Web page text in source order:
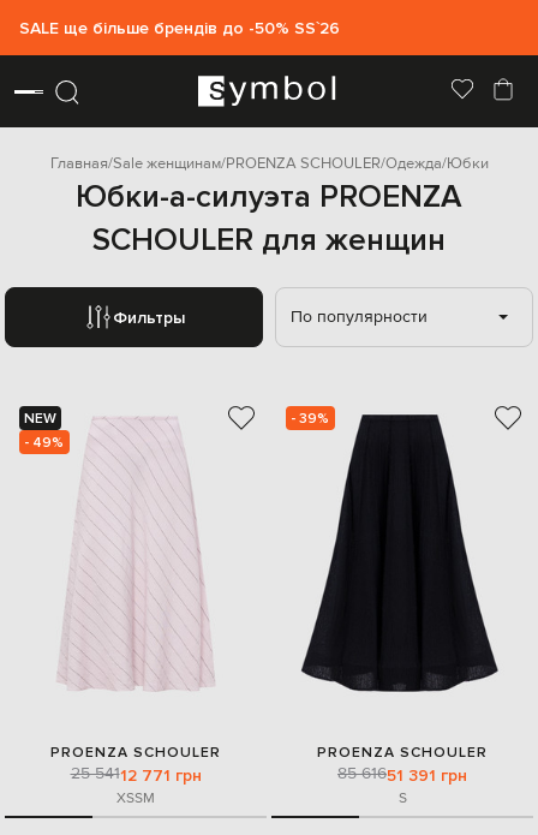
SALE ще більше брендів до -50% SS`26
Главная Sale женщинам PROENZA SCHOULER Одежда Юбки
Юбки-а-силуэта PROENZA
SCHOULER для женщин
Фильтры По популярности
NEW
- 49%
PROENZA SCHOULER
25 54112 771 грн
XSSM
- 39%
PROENZA SCHOULER
85 61651 391 грн
S